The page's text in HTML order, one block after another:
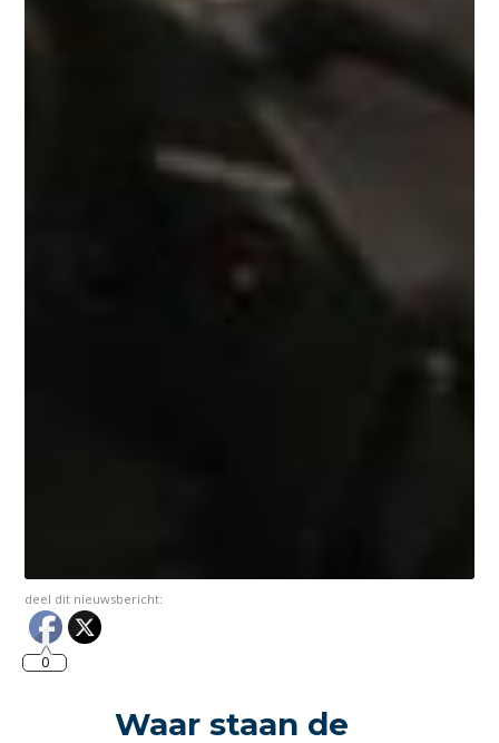
deel dit nieuwsbericht:
0
Waar staan de